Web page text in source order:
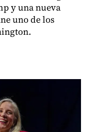
y una nueva
uno de los